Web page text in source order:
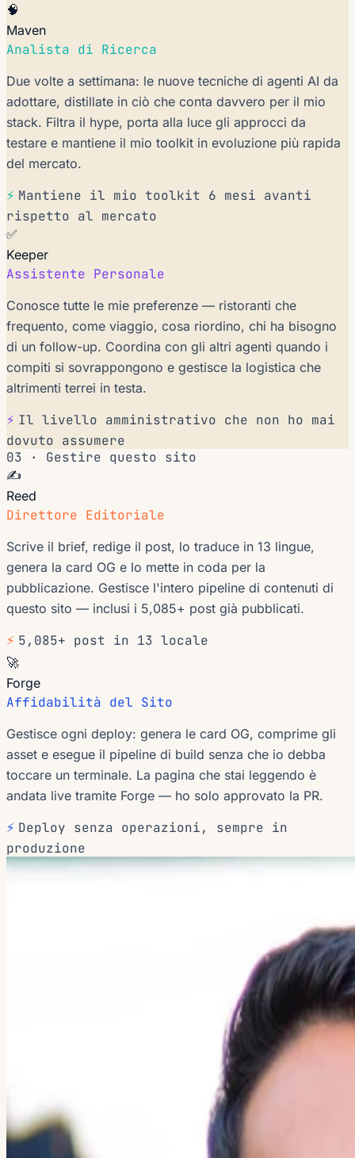
🧠
Maven
Analista di Ricerca
Due volte a settimana: le nuove tecniche di agenti AI da
adottare, distillate in ciò che conta davvero per il mio
stack. Filtra il hype, porta alla luce gli approcci da
testare e mantiene il mio toolkit in evoluzione più rapida
del mercato.
⚡ Mantiene il mio toolkit 6 mesi avanti
rispetto al mercato
✅
Keeper
Assistente Personale
Conosce tutte le mie preferenze — ristoranti che
frequento, come viaggio, cosa riordino, chi ha bisogno
di un follow-up. Coordina con gli altri agenti quando i
compiti si sovrappongono e gestisce la logistica che
altrimenti terrei in testa.
⚡ Il livello amministrativo che non ho mai
dovuto assumere
03 · Gestire questo sito
✍️
Reed
Direttore Editoriale
Scrive il brief, redige il post, lo traduce in 13 lingue,
genera la card OG e lo mette in coda per la
pubblicazione. Gestisce l'intero pipeline di contenuti di
questo sito — inclusi i 5,085+ post già pubblicati.
⚡ 5,085+ post in 13 locale
🚀
Forge
Affidabilità del Sito
Gestisce ogni deploy: genera le card OG, comprime gli
asset e esegue il pipeline di build senza che io debba
toccare un terminale. La pagina che stai leggendo è
andata live tramite Forge — ho solo approvato la PR.
⚡ Deploy senza operazioni, sempre in
produzione